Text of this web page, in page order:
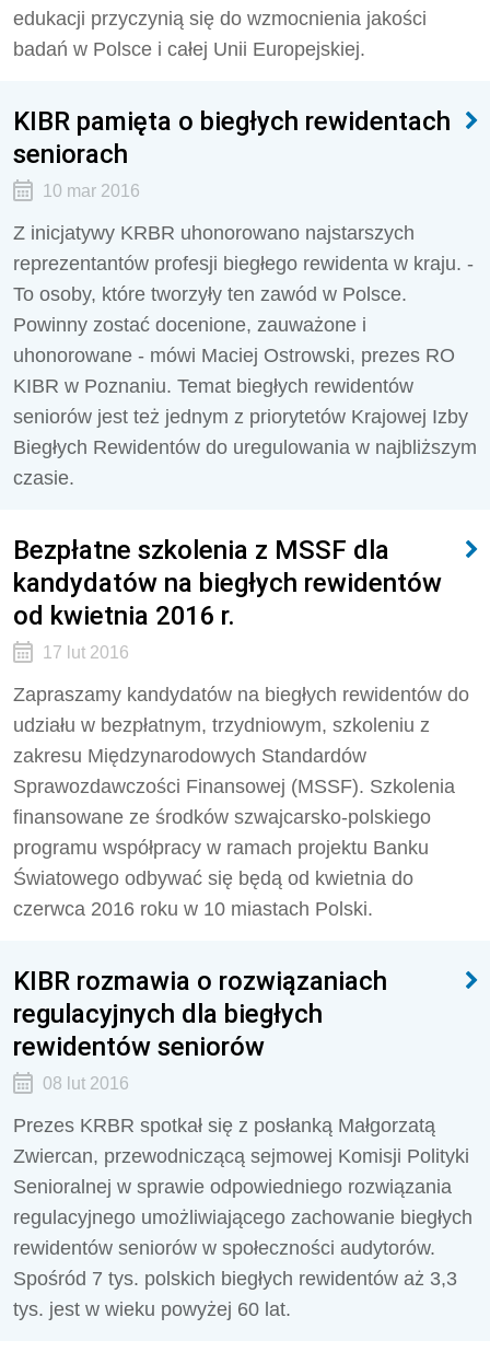
edukacji przyczynią się do wzmocnienia jakości
badań w Polsce i całej Unii Europejskiej.
KIBR pamięta o biegłych rewidentach
seniorach
10 mar 2016
Z inicjatywy KRBR uhonorowano najstarszych
reprezentantów profesji biegłego rewidenta w kraju. -
To osoby, które tworzyły ten zawód w Polsce.
Powinny zostać docenione, zauważone i
uhonorowane - mówi Maciej Ostrowski, prezes RO
KIBR w Poznaniu. Temat biegłych rewidentów
seniorów jest też jednym z priorytetów Krajowej Izby
Biegłych Rewidentów do uregulowania w najbliższym
czasie.
Bezpłatne szkolenia z MSSF dla
kandydatów na biegłych rewidentów
od kwietnia 2016 r.
17 lut 2016
Zapraszamy kandydatów na biegłych rewidentów do
udziału w bezpłatnym, trzydniowym, szkoleniu z
zakresu Międzynarodowych Standardów
Sprawozdawczości Finansowej (MSSF). Szkolenia
finansowane ze środków szwajcarsko-polskiego
programu współpracy w ramach projektu Banku
Światowego odbywać się będą od kwietnia do
czerwca 2016 roku w 10 miastach Polski.
KIBR rozmawia o rozwiązaniach
regulacyjnych dla biegłych
rewidentów seniorów
08 lut 2016
Prezes KRBR spotkał się z posłanką Małgorzatą
Zwiercan, przewodniczącą sejmowej Komisji Polityki
Senioralnej w sprawie odpowiedniego rozwiązania
regulacyjnego umożliwiającego zachowanie biegłych
rewidentów seniorów w społeczności audytorów.
Spośród 7 tys. polskich biegłych rewidentów aż 3,3
tys. jest w wieku powyżej 60 lat.